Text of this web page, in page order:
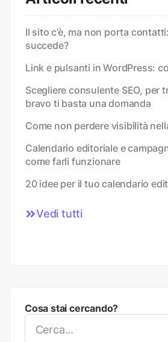
Il sito c’è, ma non porta
succede?
Link e pulsanti in WordPress:
Scegliere consulente SEO, per
bravo ti basta una domanda
Come non perdere visibilità
Calendario editoriale e
come farli funzionare
20 idee per il tuo calendario
Vedi tutti
Cosa stai cercando?